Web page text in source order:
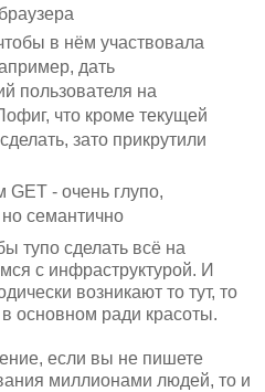
в нём участвовала
дать
пользователя на
что кроме текущей
зато прикрутили
GET - очень глупо,
семантично
тупо сделать всё на
с инфраструктурой. И
возникают то тут, то
основном ради красоты.
если вы не пишете
миллионами людей, то и